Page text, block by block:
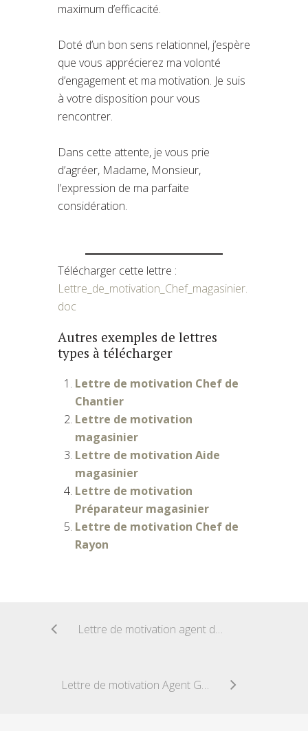
maximum d’efficacité.
Doté d’un bon sens relationnel, j’espère
que vous apprécierez ma volonté
d’engagement et ma motivation. Je suis
à votre disposition pour vous
rencontrer.
Dans cette attente, je vous prie
d’agréer, Madame, Monsieur,
l’expression de ma parfaite
considération.
Télécharger cette lettre :
Lettre_de_motivation_Chef_magasinier.
doc
Autres exemples de lettres
types à télécharger
Lettre de motivation Chef de
Chantier
Lettre de motivation
magasinier
Lettre de motivation Aide
magasinier
Lettre de motivation
Préparateur magasinier
Lettre de motivation Chef de
Rayon
Lettre de motivation agent de fret aérien
Lettre de motivation Agent Général Assurances